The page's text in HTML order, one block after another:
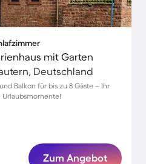
mit Garten
Deutschland
Balkon für bis zu 8 Gäste – Ihr
Urlaubsmomente!
Zum Angebot